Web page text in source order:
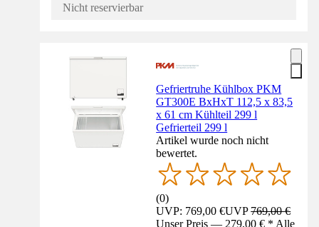
Nicht reservierbar
Gefriertruhe Kühlbox PKM
GT300E BxHxT 112,5 x 83,5
x 61 cm Kühlteil 299 l
Gefrierteil 299 l
Artikel wurde noch nicht
bewertet.
(0)
UVP: 769,00 €UVP769,00 €
Unser Preis — 279,00 € * Alle